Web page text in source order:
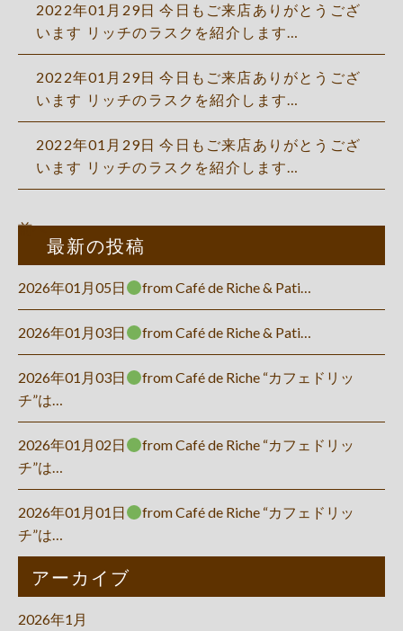
2022年01月29日 今日もご来店ありがとうござ
います リッチのラスクを紹介します…
2022年01月29日 今日もご来店ありがとうござ
います リッチのラスクを紹介します…
2022年01月29日 今日もご来店ありがとうござ
います リッチのラスクを紹介します…
前へ
最新の投稿
2026年01月05日 from Café de Riche & Pati…
2026年01月03日 from Café de Riche & Pati…
2026年01月03日
from Café de Riche “カフェドリッ
チ”は…
2026年01月02日
from Café de Riche “カフェドリッ
チ”は…
2026年01月01日
from Café de Riche “カフェドリッ
チ”は…
アーカイブ
2026年1月